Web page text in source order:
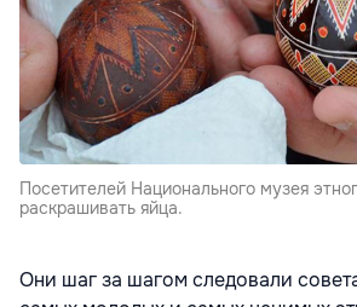
Посетителей Национального музея
раскрашивать яйца.
Они шаг за шагом следовали